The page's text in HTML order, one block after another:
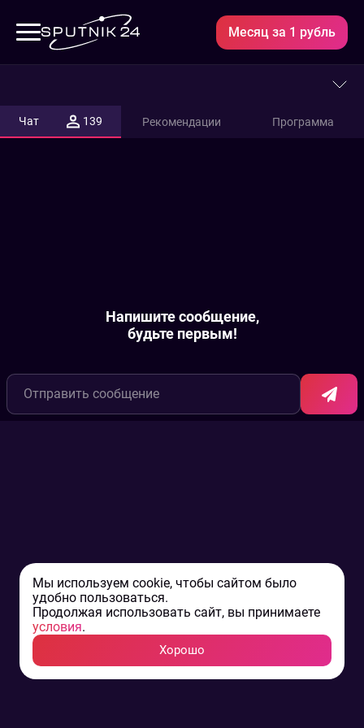
Месяц за 1 рубль
Мы используем cookie, чтобы сайтом было
удобно пользоваться.
Продолжая использовать сайт, вы принимаете
условия.
Хорошо
и
рыболов
Чат 139 Рекомендации Программа
Напишите сообщение,
будьте первым!